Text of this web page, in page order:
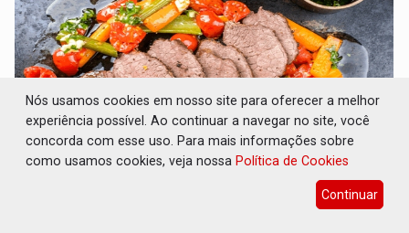
VARIANDO O CARDÁPIO: Veja essa receita de
carne assada para o almoço e o jantar
Nós usamos cookies em nosso site para oferecer a melhor
experiência possível. Ao continuar a navegar no site, você
concorda com esse uso. Para mais informações sobre
como usamos cookies, veja nossa Política de Cookies
Continuar